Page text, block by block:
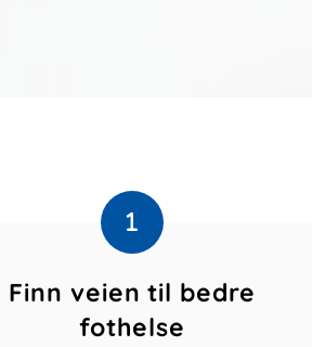
Finn veien til bedre
fothelse